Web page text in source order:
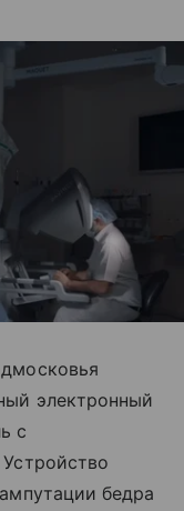
электронный
с
бедра